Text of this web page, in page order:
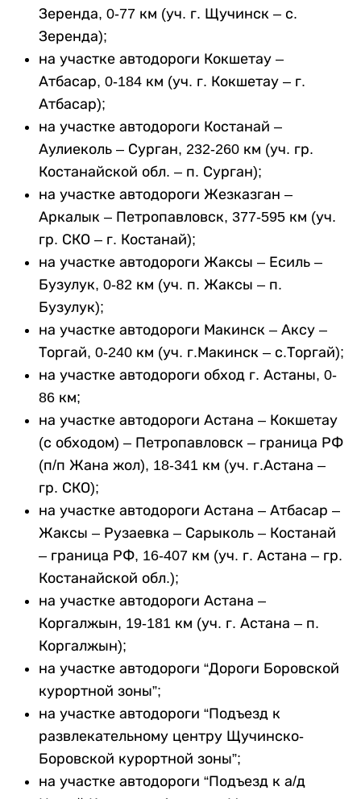
Зеренда, 0-77 км (уч. г. Щучинск – с.
Зеренда);
на участке автодороги Кокшетау –
Атбасар, 0-184 км (уч. г. Кокшетау – г.
Атбасар);
на участке автодороги Костанай –
Аулиеколь – Сурган, 232-260 км (уч. гр.
Костанайской обл. – п. Сурган);
на участке автодороги Жезказган –
Аркалык – Петропавловск, 377-595 км (уч.
гр. СКО – г. Костанай);
на участке автодороги Жаксы – Есиль –
Бузулук, 0-82 км (уч. п. Жаксы – п.
Бузулук);
на участке автодороги Макинск – Аксу –
Торгай, 0-240 км (уч. г.Макинск – с.Торгай);
на участке автодороги обход г. Астаны, 0-
86 км;
на участке автодороги Астана – Кокшетау
(с обходом) – Петропавловск – граница РФ
(п/п Жана жол), 18-341 км (уч. г.Астана –
гр. СКО);
на участке автодороги Астана – Атбасар –
Жаксы – Рузаевка – Сарыколь – Костанай
– граница РФ, 16-407 км (уч. г. Астана – гр.
Костанайской обл.);
на участке автодороги Астана –
Коргалжын, 19-181 км (уч. г. Астана – п.
Коргалжын);
на участке автодороги “Дороги Боровской
курортной зоны”;
на участке автодороги “Подъезд к
развлекательному центру Щучинско-
Боровской курортной зоны”;
на участке автодороги “Подъезд к а/д